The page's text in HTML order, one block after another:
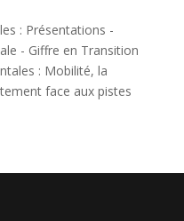
: Présentations -
- Giffre en Transition
: Mobilité, la
face aux pistes